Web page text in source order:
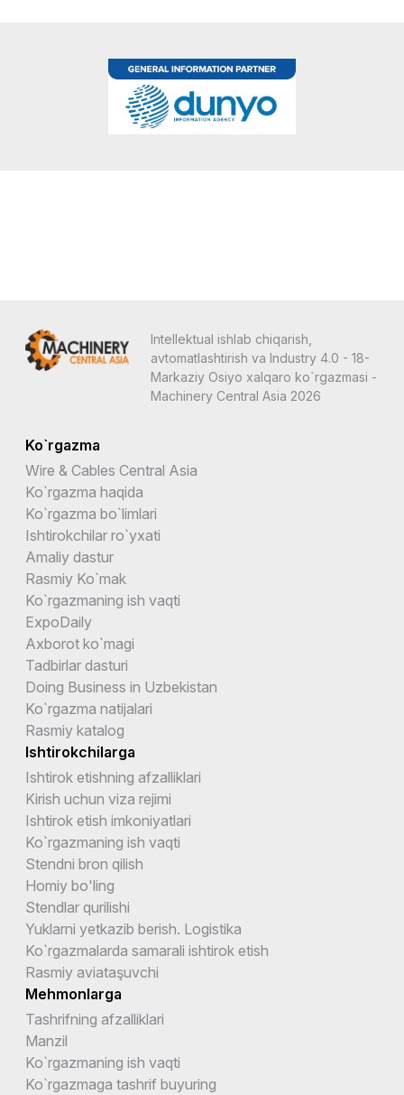
Intellektual ishlab chiqarish,
avtomatlashtirish va Industry 4.0 - 18-
Markaziy Osiyo xalqaro ko`rgazmasi -
Machinery Central Asia 2026
Ko`rgazma
Wire & Cables Central Asia
Ko`rgazma haqida
Ko`rgazma bo`limlari
Ishtirokchilar ro`yxati
Amaliy dastur
Rasmiy Ko`mak
Ko`rgazmaning ish vaqti
ExpoDaily
Axborot ko`magi
Tadbirlar dasturi
Doing Business in Uzbekistan
Ko`rgazma natijalari
Rasmiy katalog
Ishtirokchilarga
Ishtirok etishning afzalliklari
Kirish uchun viza rejimi
Ishtirok etish imkoniyatlari
Ko`rgazmaning ish vaqti
Stendni bron qilish
Homiy bo'ling
Stendlar qurilishi
Yuklarni yetkazib berish. Logistika
Ko`rgazmalarda samarali ishtirok etish
Rasmiy aviataşuvchi
Mehmonlarga
Tashrifning afzalliklari
Manzil
Ko`rgazmaning ish vaqti
Ko`rgazmaga tashrif buyuring